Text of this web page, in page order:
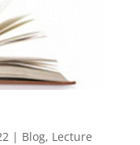
| Blog, Lecture